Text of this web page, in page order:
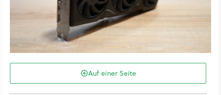
Auf einer Seite